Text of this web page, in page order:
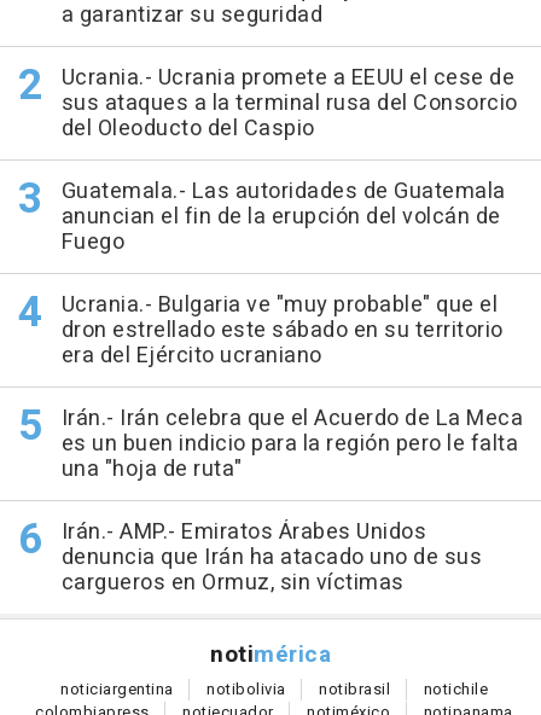
a garantizar su seguridad
Ucrania.- Ucrania promete a EEUU el cese de
sus ataques a la terminal rusa del Consorcio
del Oleoducto del Caspio
Guatemala.- Las autoridades de Guatemala
anuncian el fin de la erupción del volcán de
Fuego
Ucrania.- Bulgaria ve "muy probable" que el
dron estrellado este sábado en su territorio
era del Ejército ucraniano
Irán.- Irán celebra que el Acuerdo de La Meca
es un buen indicio para la región pero le falta
una "hoja de ruta"
Irán.- AMP.- Emiratos Árabes Unidos
denuncia que Irán ha atacado uno de sus
cargueros en Ormuz, sin víctimas
notimérica
noticiargentina notibolivia notibrasil notichile